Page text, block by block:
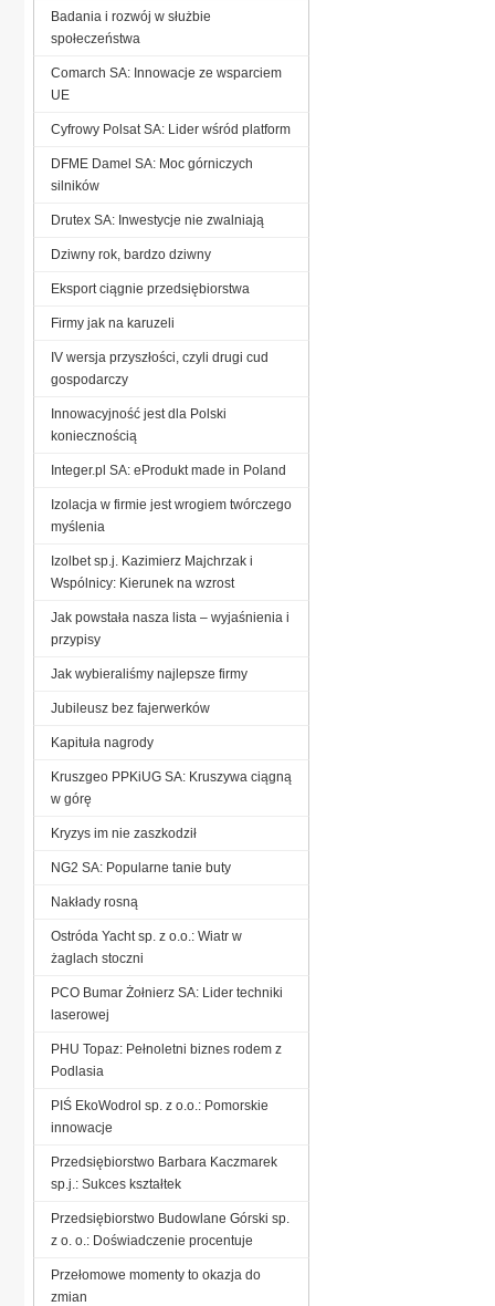
Badania i rozwój w służbie
społeczeństwa
Comarch SA: Innowacje ze wsparciem
UE
Cyfrowy Polsat SA: Lider wśród platform
DFME Damel SA: Moc górniczych
silników
Drutex SA: Inwestycje nie zwalniają
Dziwny rok, bardzo dziwny
Eksport ciągnie przedsiębiorstwa
Firmy jak na karuzeli
IV wersja przyszłości, czyli drugi cud
gospodarczy
Innowacyjność jest dla Polski
koniecznością
Integer.pl SA: eProdukt made in Poland
Izolacja w firmie jest wrogiem twórczego
myślenia
Izolbet sp.j. Kazimierz Majchrzak i
Wspólnicy: Kierunek na wzrost
Jak powstała nasza lista – wyjaśnienia i
przypisy
Jak wybieraliśmy najlepsze firmy
Jubileusz bez fajerwerków
Kapituła nagrody
Kruszgeo PPKiUG SA: Kruszywa ciągną
w górę
Kryzys im nie zaszkodził
NG2 SA: Popularne tanie buty
Nakłady rosną
Ostróda Yacht sp. z o.o.: Wiatr w
żaglach stoczni
PCO Bumar Żołnierz SA: Lider techniki
laserowej
PHU Topaz: Pełnoletni biznes rodem z
Podlasia
PIŚ EkoWodrol sp. z o.o.: Pomorskie
innowacje
Przedsiębiorstwo Barbara Kaczmarek
sp.j.: Sukces kształtek
Przedsiębiorstwo Budowlane Górski sp.
z o. o.: Doświadczenie procentuje
Przełomowe momenty to okazja do
zmian